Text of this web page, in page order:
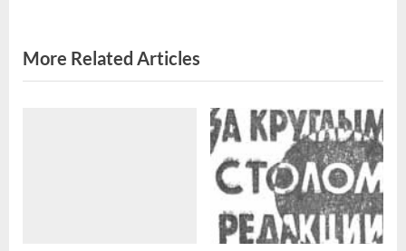
s
More Related Articles